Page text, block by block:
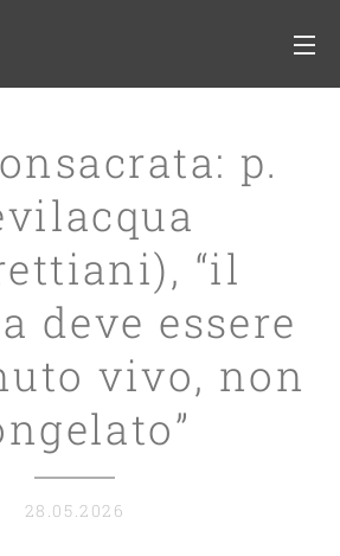
p.
“il
deve essere
vivo, non
28.05.2026